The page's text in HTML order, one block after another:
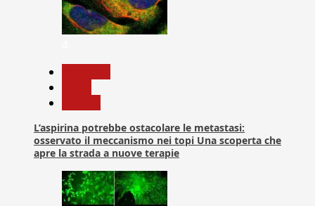
L’aspirina potrebbe ostacolare le metastasi:
osservato il meccanismo nei topi Una scoperta che
apre la strada a nuove terapie